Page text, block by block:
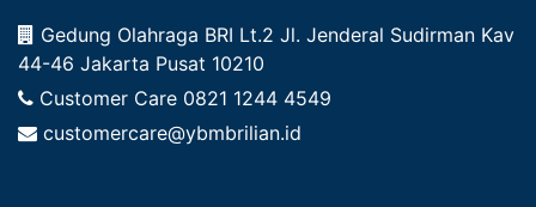
Gedung Olahraga BRI Lt.2 Jl. Jenderal Sudirman Kav
44-46 Jakarta Pusat 10210
Customer Care 0821 1244 4549
customercare@ybmbrilian.id